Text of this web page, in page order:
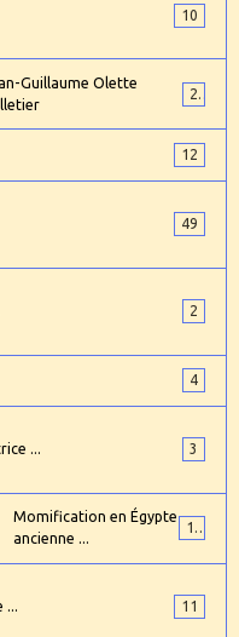
10
Guillaume Olette
2
12
49
2
4
... 3
Momification en Égypte
ancienne ...
17
... 11